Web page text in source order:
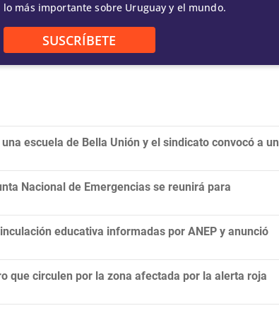
lo más importante sobre Uruguay y el mundo.
SUSCRÍBETE
escuela de Bella Unión y el sindicato convocó a un
Nacional de Emergencias se reunirá para
educativa informadas por ANEP y anunció
que circulen por la zona afectada por la alerta roja